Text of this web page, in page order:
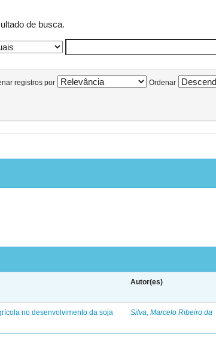
de busca.
registros por Ordenar
Autor(es)
no desenvolvimento da soja
Silva, Marcelo Ribeiro da